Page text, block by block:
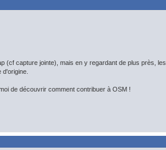
(cf capture jointe), mais en y regardant de plus près, les
de découvrir comment contribuer à OSM !